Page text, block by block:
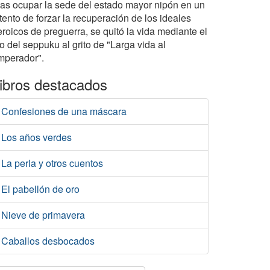
ocupar la sede del estado mayor nipón en un
de forzar la recuperación de los ideales
de preguerra, se quitó la vida mediante el
del seppuku al grito de "Larga vida al
destacados
Confesiones de una máscara
Los años verdes
La perla y otros cuentos
El pabellón de oro
Nieve de primavera
Caballos desbocados